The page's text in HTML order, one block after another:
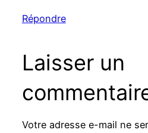
Répondre
Laisser un
Votre adresse e-mail ne